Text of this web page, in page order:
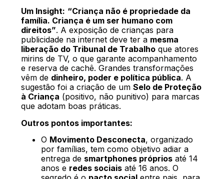
Um Insight: “Criança não é propriedade da
família. Criança é um ser humano com
direitos”. A exposição de crianças para
publicidade na internet deve ter a mesma
liberação do Tribunal de Trabalho que atores
mirins de TV, o que garante acompanhamento
e reserva de cachê. Grandes transformações
vêm de dinheiro, poder e política pública. A
sugestão foi a criação de umSelo de Proteção
à Criança (positivo, não punitivo) para marcas
que adotam boas práticas.
Outros pontos importantes:
O Movimento Desconecta, organizado
por famílias, tem como objetivo adiar a
entrega de smartphones próprios até 14
anos e redes sociais até 16 anos. O